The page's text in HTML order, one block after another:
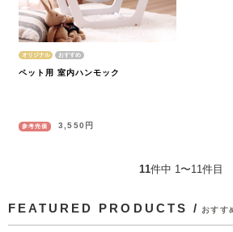
オリジナル
ペット用 室内ハンモック
参考売価 3,550円
11件中 1〜11件目
FEATURED PRODUCTS / おすす